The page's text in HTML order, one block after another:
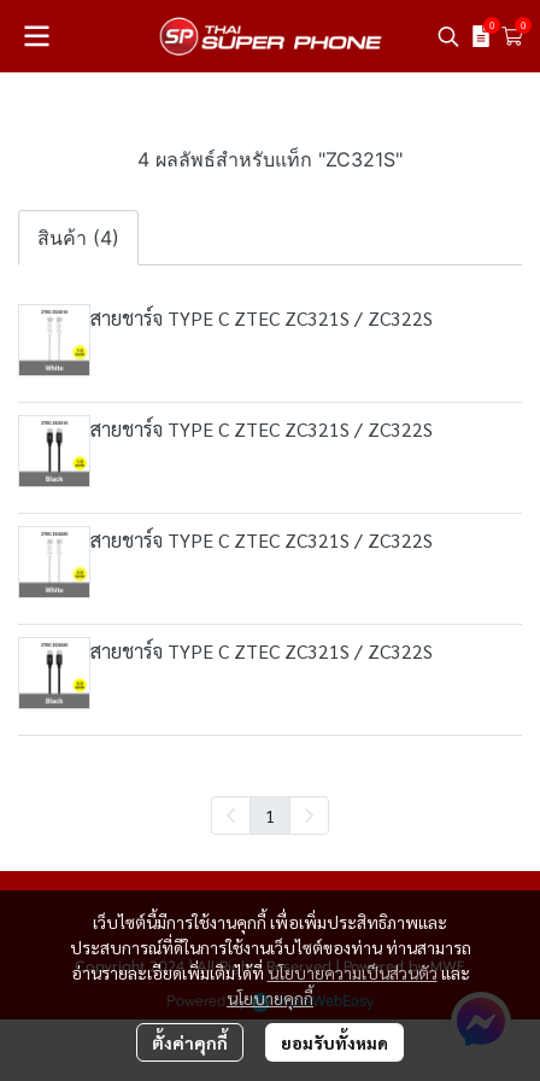
0 0
4 ผลลัพธ์สำหรับแท็ก "ZC321S"
สินค้า (4)
สายชาร์จ TYPE C ZTEC ZC321S / ZC322S
สายชาร์จ TYPE C ZTEC ZC321S / ZC322S
สายชาร์จ TYPE C ZTEC ZC321S / ZC322S
สายชาร์จ TYPE C ZTEC ZC321S / ZC322S
1
เว็บไซต์นี้มีการใช้งานคุกกี้ เพื่อเพิ่มประสิทธิภาพและ
ประสบการณ์ที่ดีในการใช้งานเว็บไซต์ของท่าน ท่านสามารถ
อ่านรายละเอียดเพิ่มเติมได้ที่ นโยบายความเป็นส่วนตัวและ
นโยบายคุกกี้
ตั้งค่าคุกกี้ ยอมรับทั้งหมด
Copyright 2024 | All Rights Reserved | Powered by MWE
Powered By MakeWebEasy